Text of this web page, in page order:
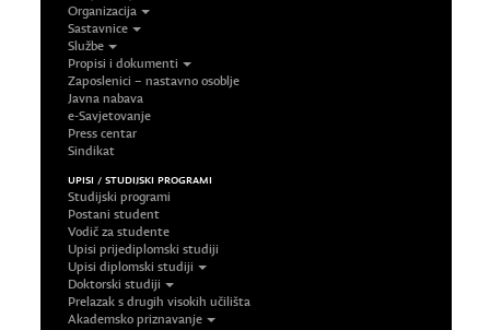
Organizacija
Sastavnice
Službe
Propisi i dokumenti
Zaposlenici – nastavno osoblje
Javna nabava
e-Savjetovanje
Press centar
Sindikat
UPISI / STUDIJSKI PROGRAMI
Studijski programi
Postani student
Vodič za studente
Upisi prijediplomski studiji
Upisi diplomski studiji
Doktorski studiji
Prelazak s drugih visokih učilišta
Akademsko priznavanje